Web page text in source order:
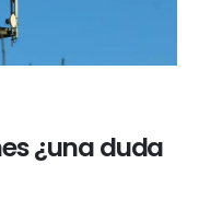
¿una duda